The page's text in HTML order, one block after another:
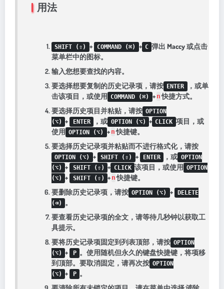
用法
SHIFT (⇧) + COMMAND (⌘) + C 弹出 Maccy 或点击
菜单栏中的图标。
输入您想要查找的内容。
要选择想要复制的历史记录项，请按 ENTER ，或单
击该项目，或使用 COMMAND (⌘) + n快捷方式。
要选择历史项目并粘贴，请按 OPTION
(⌥) + ENTER ，或 OPTION (⌥) + CLICK 项目，或
使用 OPTION (⌥) + n快捷键。
要选择历史记录项并粘贴而不进行格式化，请按
OPTION (⌥) + SHIFT (⇧) + ENTER ，或 OPTION
(⌥) + SHIFT (⇧) + CLICK 该项目，或使用 OPTION
(⌥) + SHIFT (⇧) + n 快捷键。
要删除历史记录项，请按 OPTION (⌥) +
DELETE
(⌫)
。
要查看历史记录项的全文，请等待几秒钟以获取工
具提示。
要将历史记录项固定到列表顶部，请按 OPTION
(⌥) + P 。使用随机但永久的键盘快捷键，将项移
到顶部。要取消固定，请再次按 OPTION
(⌥) + P 。